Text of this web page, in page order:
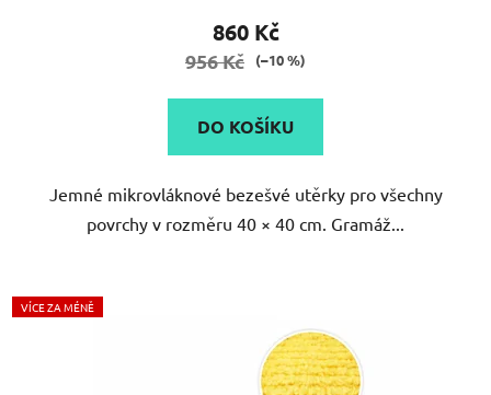
produktu
5
860 Kč
956 Kč (–10 %)
DO KOŠÍKU
Jemné mikrovláknové bezešvé utěrky pro všechny
povrchy v rozměru 40 × 40 cm. Gramáž...
VÍCE ZA MÉNĚ